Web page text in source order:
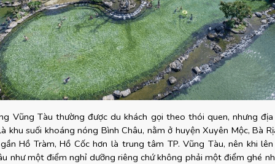
Vũng Tàu thường được du khách gọi theo thói quen, nhưng
khu suối khoáng nóng Bình Châu, nằm ở huyện Xuyên Mộc, Bà
Hồ Tràm, Hồ Cốc hơn là trung tâm TP. Vũng Tàu, nên khi
như một điểm nghỉ dưỡng riêng chứ không phải một điểm ghé